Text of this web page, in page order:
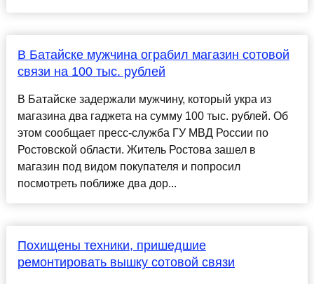
В Батайске мужчина ограбил магазин сотовой
связи на 100 тыс. рублей
В Батайске задержали мужчину, который укра из
магазина два гаджета на сумму 100 тыс. рублей. Об
этом сообщает пресс-служба ГУ МВД России по
Ростовской области. Житель Ростова зашел в
магазин под видом покупателя и попросил
посмотреть поближе два дор...
Похищены техники, пришедшие
ремонтировать вышку сотовой связи